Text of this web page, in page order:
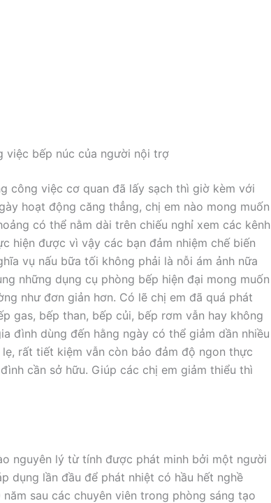
việc bếp núc của người nội trợ
công việc cơ quan đã lấy sạch thì giờ kèm với
hoạt động căng thẳng, chị em nào mong muốn
có thể nằm dài trên chiếu nghỉ xem các kênh
hiện được vì vậy các bạn đảm nhiệm chế biến
vụ nấu bữa tối không phải là nỗi ám ảnh nữa
những dụng cụ phòng bếp hiện đại mong muốn
như đơn giản hơn. Có lẽ chị em đã quá phát
gas, bếp than, bếp củi, bếp rơm vẫn hay không
đình dùng đến hằng ngày có thể giảm dần nhiều
rất tiết kiệm vẫn còn bảo đảm độ ngon thực
cần sở hữu. Giúp các chị em giảm thiểu thì
nguyên lý từ tính được phát minh bởi một người
dụng lần đầu để phát nhiệt có hầu hết nghề
sau các chuyên viên trong phòng sáng tạo